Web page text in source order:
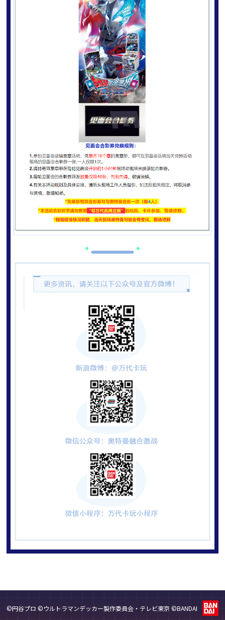
©円谷プロ ©ウルトラマンデッカー製作委員会・テレビ東京 ©BANDAI